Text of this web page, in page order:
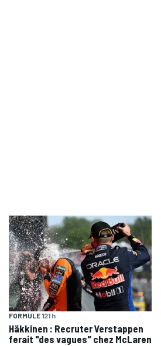
FORMULE 121 h
Häkkinen : Recruter Verstappen
ferait "des vagues" chez McLaren